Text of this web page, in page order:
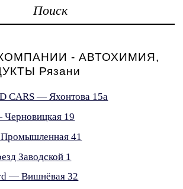
Поиск
- АВТОХИМИЯ,
Рязани
CARS — Яхонтова 15а
19
41
Заводской 1
— Вишнёвая 32